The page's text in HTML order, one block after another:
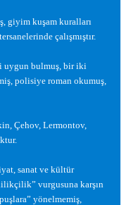
ş, giyim kuşam kuralları
çalışmıştır.
uygun bulmuş, bir iki
ş, polisiye roman okumuş,
Çehov, Lermontov,
sanat ve kültür
vurgusuna karşın
şlara” yönelmemiş,